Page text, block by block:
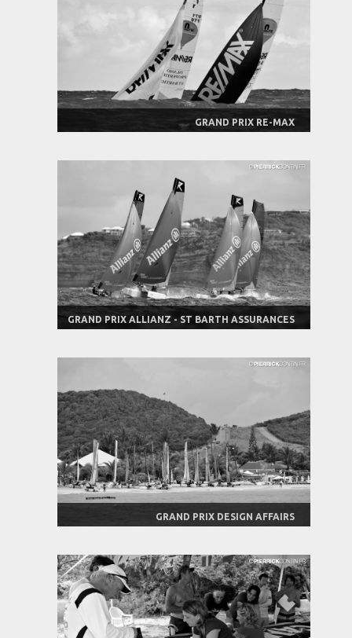
GRAND PRIX RE-MAX
GRAND PRIX ALLIANZ - ST BARTH ASSURANCES
GRAND PRIX DESIGN AFFAIRS